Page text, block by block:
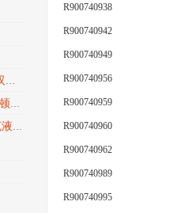
PARKER派克汉尼汾
eaton vickers伊顿威格士
HYDAC贺德克液压技术
R900740938
R900740942
R900740949
R900740956
R900740959
R900740960
R900740962
R900740989
R900740995